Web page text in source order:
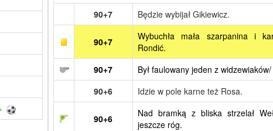
90+7 Będzie wybijał Gikiewicz.
90+7
Wybuchła mała szarpanina i
Rondić.
90+7
Był faulowany jeden z widzewiaków/
90+6
Idzie w pole karne też Rosa.
90+6
Nad bramką z bliska strzelał
jeszcze róg.